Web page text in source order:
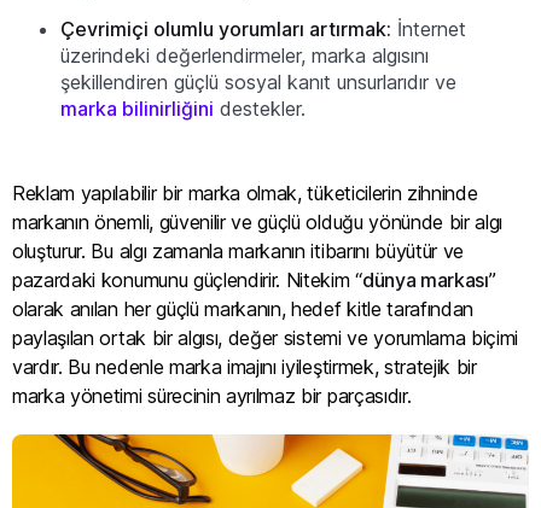
Çevrimiçi olumlu yorumları artırmak: İnternet
üzerindeki değerlendirmeler, marka algısını
şekillendiren güçlü sosyal kanıt unsurlarıdır ve
marka bilinirliğini destekler.
Reklam yapılabilir bir marka olmak, tüketicilerin zihninde
markanın önemli, güvenilir ve güçlü olduğu yönünde bir algı
oluşturur. Bu algı zamanla markanın itibarını büyütür ve
pazardaki konumunu güçlendirir. Nitekim “dünya markası”
olarak anılan her güçlü markanın, hedef kitle tarafından
paylaşılan ortak bir algısı, değer sistemi ve yorumlama biçimi
vardır. Bu nedenle marka imajını iyileştirmek, stratejik bir
marka yönetimi sürecinin ayrılmaz bir parçasıdır.